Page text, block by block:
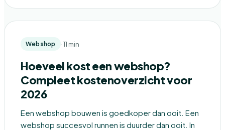
Webshop · 11 min
Hoeveel kost een webshop?
Compleet kostenoverzicht voor
2026
Een webshop bouwen is goedkoper dan ooit. Een
webshop succesvol runnen is duurder dan ooit. In